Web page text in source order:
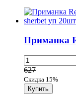
Приманка
627
Скидка 15%